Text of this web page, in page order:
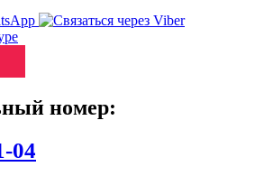
номер:
04